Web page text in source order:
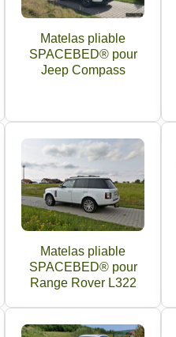
Matelas pliable
SPACEBED® pour
Jeep Compass
Matelas pliable
SPACEBED® pour
Range Rover L322